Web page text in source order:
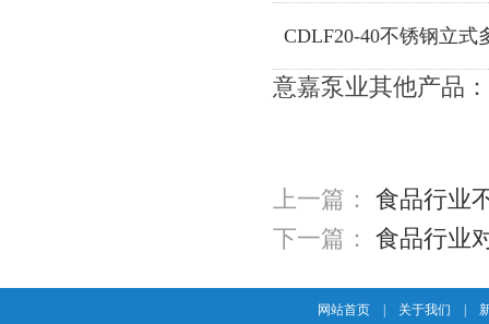
CDLF20-40不锈钢立式
意嘉泵业其他产品：
上一篇： 食品行业
下一篇： 食品行业
网站首页 关于我们